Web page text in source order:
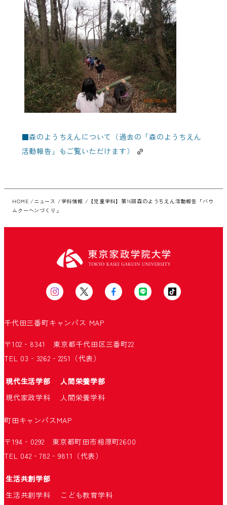
■森のようちえんについて（過去の「森のようちえん
活動報告」もご覧いただけます）
HOME ニュース 学科情報
【児童学科】第16回森のようちえん活動報告「バウ
ムクーヘンづくり」
千代田三番町キャンパス MAP
〒102‐8341 東京都千代田区三番町22
TEL 03‐3262‐2251（代表）
現代生活学部
人間栄養学部
現代家政学科
人間栄養学科
町田キャンパスMAP
〒194‐0292 東京都町田市相原町2600
TEL 042‐782‐9811（代表）
生活共創学部
生活共創学科
こども教育学科